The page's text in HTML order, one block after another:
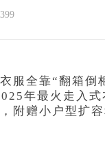
服全靠“翻箱倒
年最火走入
附赠小户型扩